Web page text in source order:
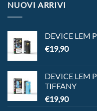
NUOVI ARRIVI
DEVICE LEM
€19,90
DEVICE LEM
TIFFANY
€19,90